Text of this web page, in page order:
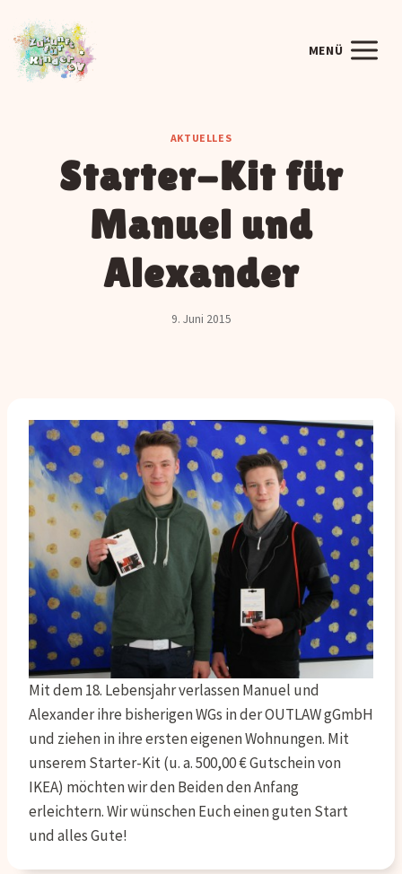
Inhalt
springen
MENÜ
AKTUELLES
Starter-Kit für
Manuel und
Alexander
9. Juni 2015
Mit dem 18. Lebensjahr verlassen Manuel und
Alexander ihre bisherigen WGs in der OUTLAW gGmbH
und ziehen in ihre ersten eigenen Wohnungen. Mit
unserem Starter-Kit (u. a. 500,00 € Gutschein von
IKEA) möchten wir den Beiden den Anfang
erleichtern. Wir wünschen Euch einen guten Start
und alles Gute!